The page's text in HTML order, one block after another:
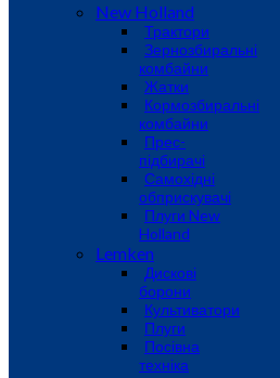
New Holland
Трактори
Зернозбиральні
комбайни
Жатки
Кормозбиральні
комбайни
Прес-
підбирачі
Самохідні
обприскувачі
Плуги New
Holland
Lemken
Дискові
борони
Культиватори
Плуги
Посівна
техніка